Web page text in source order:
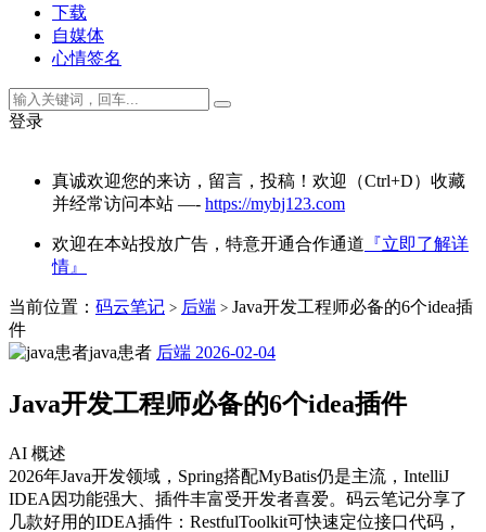
下载
自媒体
心情签名
登录
真诚欢迎您的来访，留言，投稿！欢迎（Ctrl+D）收藏
并经常访问本站 —- https://mybj123.com
欢迎在本站投放广告，特意开通合作通道 『立即了解详
情』
当前位置： 码云笔记 > 后端 > Java开发工程师必备的6个idea插
件
java患者 后端 2026-02-04
Java开发工程师必备的6个idea插件
AI 概述
2026年Java开发领域，Spring搭配MyBatis仍是主流，IntelliJ
IDEA因功能强大、插件丰富受开发者喜爱。码云笔记分享了
几款好用的IDEA插件：RestfulToolkit可快速定位接口代码，